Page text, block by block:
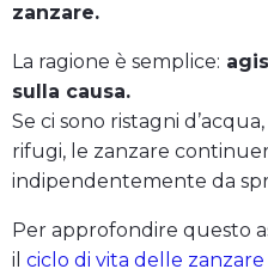
zanzare.
La ragione è semplice:
sulla causa.
Se ci sono ristagni
rifugi, le zanzare
indipendentemente da
Per approfondire questo
il ciclo di vita delle zanzare